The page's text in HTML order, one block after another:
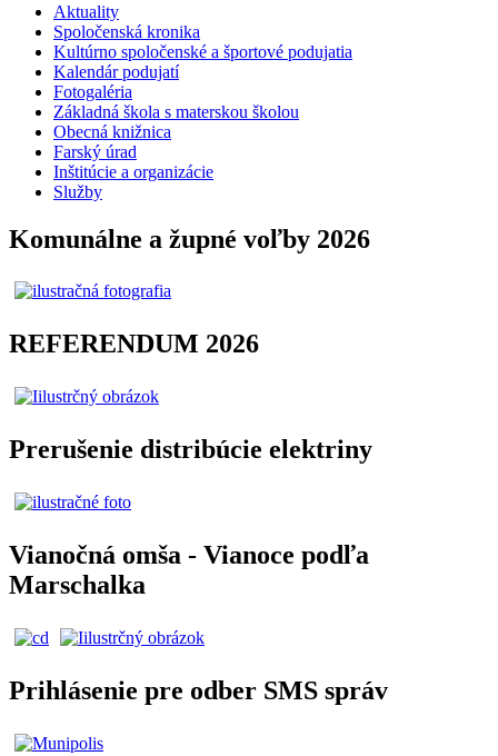
Aktuality
Spoločenská kronika
Kultúrno spoločenské a športové podujatia
Kalendár podujatí
Fotogaléria
Základná škola s materskou školou
Obecná knižnica
Farský úrad
Inštitúcie a organizácie
Služby
Komunálne a župné voľby 2026
REFERENDUM 2026
Prerušenie distribúcie elektriny
Vianočná omša - Vianoce podľa
Marschalka
Prihlásenie pre odber SMS správ